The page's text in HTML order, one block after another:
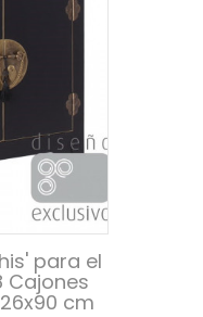
para el
Cajones
cm